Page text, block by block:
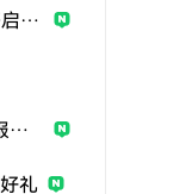
火币广场 8 月创作挑战赛已开启，发帖参与挑战，用优质内容赢取曝光与奖励
SPCX超跌反弹，首份上市财报即将公布
礼